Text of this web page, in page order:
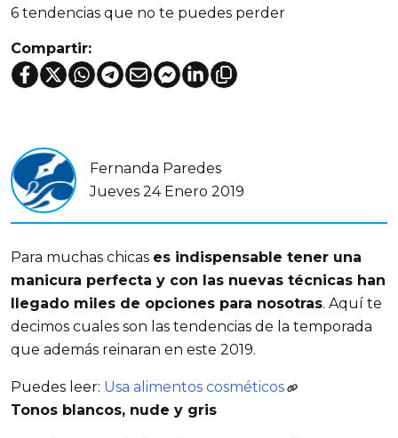
6 tendencias que no te puedes perder
Compartir:
Fernanda Paredes
Jueves 24 Enero 2019
Para muchas chicas es indispensable tener una
manicura perfecta y con las nuevas técnicas han
llegado miles de opciones para nosotras. Aquí te
decimos cuales son las tendencias de la temporada
que además reinaran en este 2019.
Puedes leer: Usa alimentos cosméticos
Tonos blancos, nude y gris